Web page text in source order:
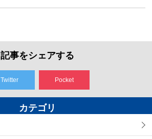
記事をシェアする
Twitter Pocket
カテゴリ